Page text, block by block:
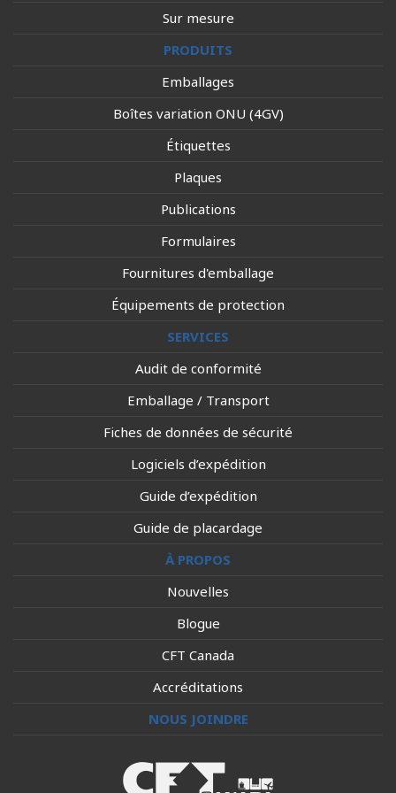
Sur mesure
PRODUITS
Emballages
Boîtes variation ONU (4GV)
Étiquettes
Plaques
Publications
Formulaires
Fournitures d'emballage
Équipements de protection
SERVICES
Audit de conformité
Emballage / Transport
Fiches de données de sécurité
Logiciels d’expédition
Guide d’expédition
Guide de placardage
À PROPOS
Nouvelles
Blogue
CFT Canada
Accréditations
NOUS JOINDRE